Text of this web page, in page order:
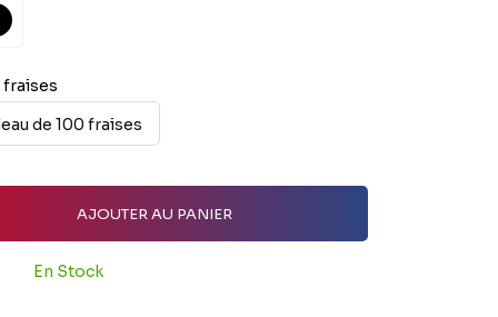
fraises
de 100 fraises
AJOUTER AU PANIER
En Stock